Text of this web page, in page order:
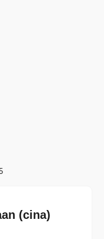
(cina)